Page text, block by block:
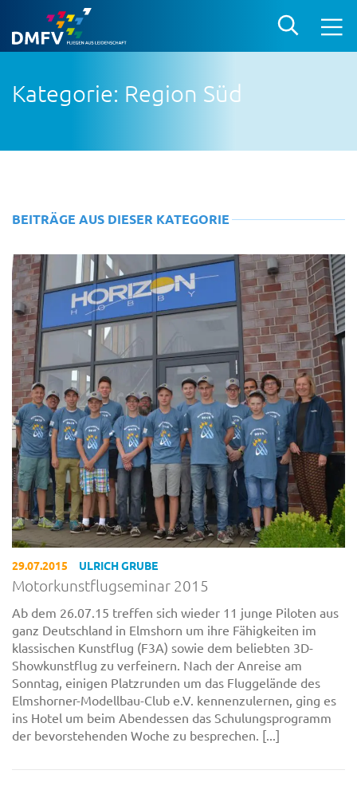
Kategorie: Region Süd
BEITRÄGE AUS DIESER KATEGORIE
29.07.2015 ULRICH GRUBE
Motorkunstflugseminar 2015
Ab dem 26.07.15 treffen sich wieder 11 junge Piloten aus
ganz Deutschland in Elmshorn um ihre Fähigkeiten im
klassischen Kunstflug (F3A) sowie dem beliebten 3D-
Showkunstflug zu verfeinern. Nach der Anreise am
Sonntag, einigen Platzrunden um das Fluggelände des
Elmshorner-Modellbau-Club e.V. kennenzulernen, ging es
ins Hotel um beim Abendessen das Schulungsprogramm
der bevorstehenden Woche zu besprechen. [...]